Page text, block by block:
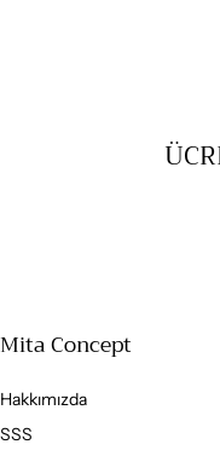
Mita Concept
Hakkımızda
SSS